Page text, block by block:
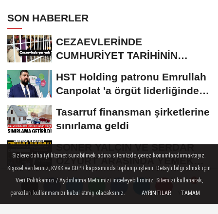
Yorumlar
Yorumlar
SON HABERLER
CEZAEVLERİNDE
CUMHURİYET TARİHİNİN
KİŞİ...
HST Holding patronu Emrullah
Canpolat 'a örgüt liderliğinden
Tasarruf finansman şirketlerine
sınırlama geldi
SONER YALÇIN VE SERDAR
ÖZYURT ARASINDA YEMEK
MASASI MI PR ANLAŞMASI...
ROK itirafçı oldu, Cem
Küçük'ün adını verdi!
Sizlere daha iyi hizmet sunabilmek adına sitemizde çerez konumlandırmaktayız.
Kişisel verileriniz, KVKK ve GDPR kapsamında toplanıp işlenir. Detaylı bilgi almak için
Veri Politikamızı / Aydınlatma Metnimizi inceleyebilirsiniz. Sitemizi kullanarak,
çerezleri kullanmamızı kabul etmiş olacaksınız.
AYRINTILAR TAMAM